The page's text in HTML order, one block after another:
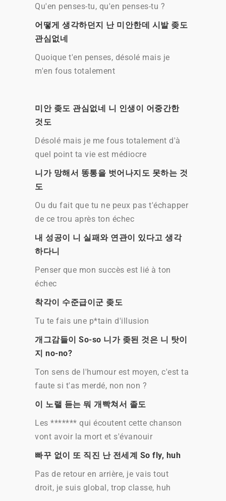
Qu'en penses-tu, qu'en penses-tu ?
어떻게 생각하던지 난 미안한데 시발 좆도
관심없네
Quoique t'en penses, désolé mais je
m'en fous totalement
미안 좆도 관심없네 니 인생이 어중간한
것도
Désolé mais je me fous totalement d'à
quel point ta vie est médiocre
니가 망해서 똥통을 벗어나지도 못하는 것
도
Ou du fait que tu ne peux pas t'échapper
de ce trou après ton échec
내 성공이 니 실패와 연관이 있다고 생각
하다니
Penser que mon succès est lié à ton
échec
착각이 수준급이군 좆도
Tu te fais une p*tain d'illusion
개그감들이 So-so 니가 좆된 것은 니 탓이
지 no-no?
Ton sens de l'humour est moyen, c'est ta
faute si t'as merdé, non non ?
이 노랠 듣는 뭐 개빡쳐서 졸도
Les ******* qui écoutent cette chanson
vont avoir la mort et s'évanouir
빠꾸 없이 또 직진 난 전세계 So fly, huh
Pas de retour en arrière, je vais tout
droit, je suis global, trop classe, huh